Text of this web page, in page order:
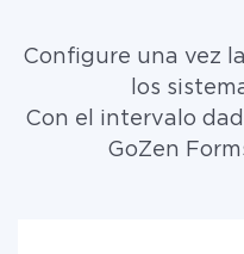
Configure una vez
los
Con el intervalo
GoZen